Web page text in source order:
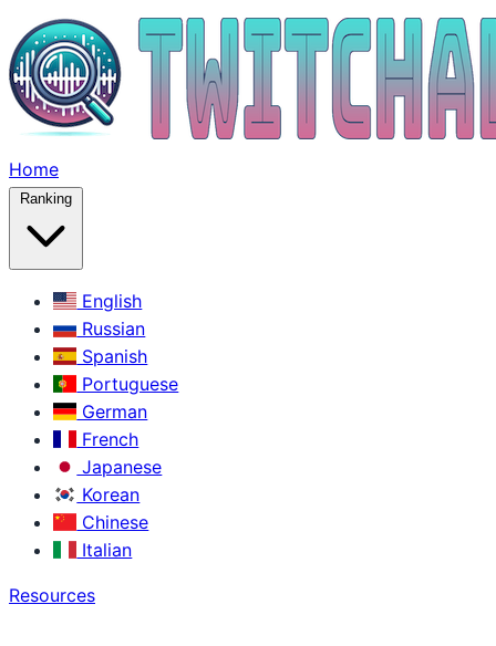
Home
Ranking
English
Russian
Spanish
Portuguese
German
French
Japanese
Korean
Chinese
Italian
Resources